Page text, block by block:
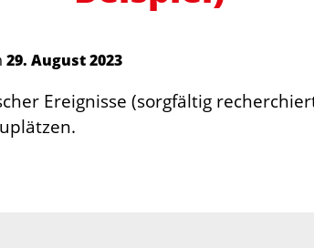
29. August 2023
Ereignisse (sorgfältig